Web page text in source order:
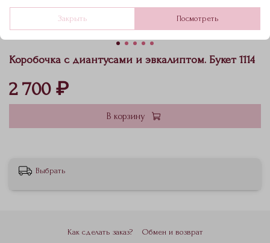
Коробочка с диантусами и эвкалиптом. Букет 1114
2 700 ₽
В корзину
Выбрать
Как сделать заказ? Обмен и возврат
Закрыть Посмотреть